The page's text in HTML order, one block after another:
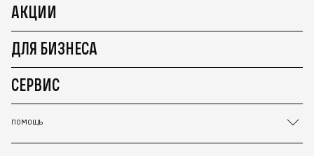
АКЦИИ
ДЛЯ БИЗНЕСА
СЕРВИС
ПОМОЩЬ